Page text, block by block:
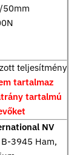
50mm
teljesítmény
tartalmaz
tartalmú
NV
3945 Ham,